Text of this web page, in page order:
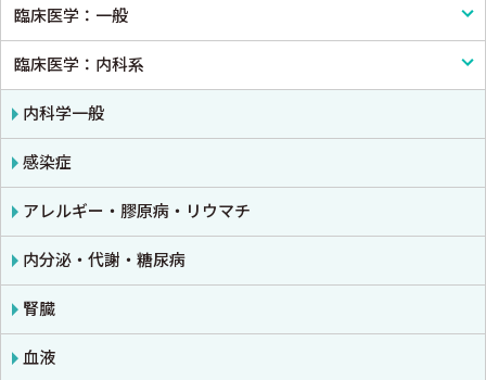
基礎医学一般
解剖学
生理学
免疫学・血清学
公衆衛生学
法医学
臨床医学：一般
臨床医学一般
診断・臨床検査
画像医学・放射線医学・核医学
プライマリケア医学・総合診療
救急医学・集中治療医学
癌・腫瘍一般・緩和医療
栄養・食事療法・輸液・輸血
臨床医学：内科系
内科学一般
感染症
アレルギー・膠原病・リウマチ
内分泌・代謝・糖尿病
腎臓
血液